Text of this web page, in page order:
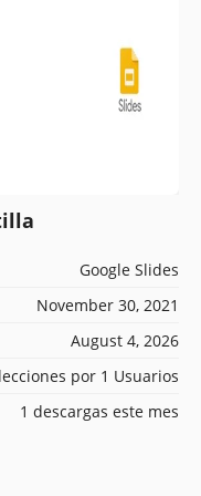
Google Slides
November 30, 2021
August 4, 2026
por 1 Usuarios
1 descargas este mes